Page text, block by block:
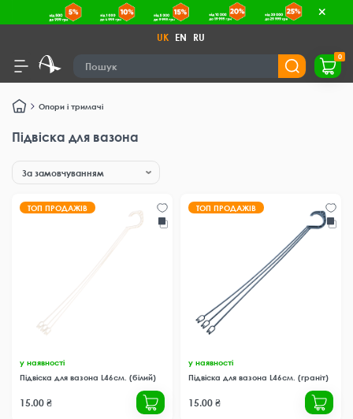
UK EN RU
0
Опори і тримачі
Підвіска для вазона
ТОП ПРОДАЖІВ
у наявності
Підвіска для вазона L46см. (білий)
15.00 ₴
ТОП ПРОДАЖІВ
у наявності
Підвіска для вазона L46см. (граніт)
15.00 ₴